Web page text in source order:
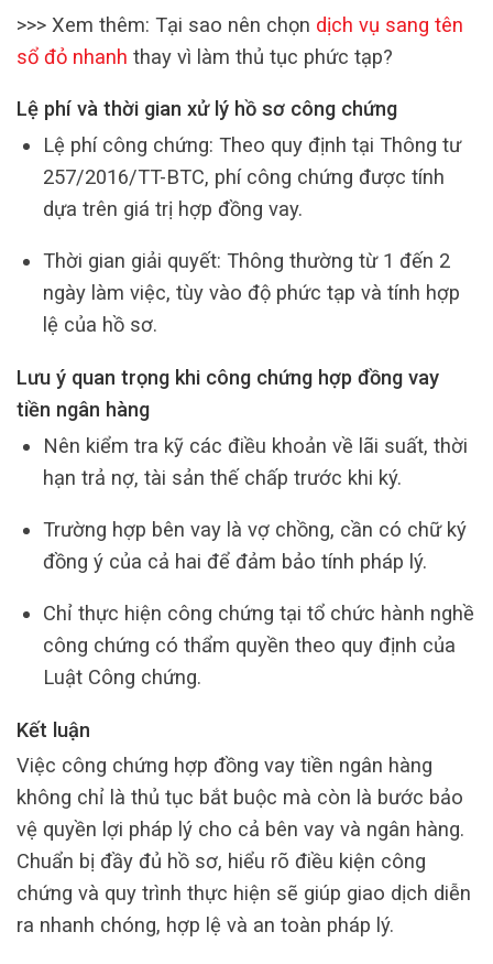
>>> Xem thêm: Tại sao nên chọn dịch vụ sang tên
sổ đỏ nhanh thay vì làm thủ tục phức tạp?
Lệ phí và thời gian xử lý hồ sơ công chứng
Lệ phí công chứng: Theo quy định tại Thông tư
257/2016/TT-BTC, phí công chứng được tính
dựa trên giá trị hợp đồng vay.
Thời gian giải quyết: Thông thường từ 1 đến 2
ngày làm việc, tùy vào độ phức tạp và tính hợp
lệ của hồ sơ.
Lưu ý quan trọng khi công chứng hợp đồng vay
tiền ngân hàng
Nên kiểm tra kỹ các điều khoản về lãi suất, thời
hạn trả nợ, tài sản thế chấp trước khi ký.
Trường hợp bên vay là vợ chồng, cần có chữ ký
đồng ý của cả hai để đảm bảo tính pháp lý.
Chỉ thực hiện công chứng tại tổ chức hành nghề
công chứng có thẩm quyền theo quy định của
Luật Công chứng.
Kết luận
Việc công chứng hợp đồng vay tiền ngân hàng
không chỉ là thủ tục bắt buộc mà còn là bước bảo
vệ quyền lợi pháp lý cho cả bên vay và ngân hàng.
Chuẩn bị đầy đủ hồ sơ, hiểu rõ điều kiện công
chứng và quy trình thực hiện sẽ giúp giao dịch diễn
ra nhanh chóng, hợp lệ và an toàn pháp lý.